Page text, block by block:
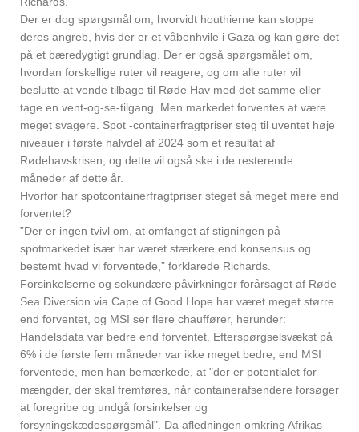
Der er dog spørgsmål om, hvorvidt houthierne kan stoppe
deres angreb, hvis der er et våbenhvile i Gaza og kan gøre det
på et bæredygtigt grundlag. Der er også spørgsmålet om,
hvordan forskellige ruter vil reagere, og om alle ruter vil
beslutte at vende tilbage til Røde Hav med det samme eller
tage en vent-og-se-tilgang. Men markedet forventes at være
meget svagere. Spot -containerfragtpriser steg til uventet høje
niveauer i første halvdel af 2024 som et resultat af
Rødehavskrisen, og dette vil også ske i de resterende
måneder af dette år.
Hvorfor har spotcontainerfragtpriser steget så meget mere end
forventet?
”Der er ingen tvivl om, at omfanget af stigningen på
spotmarkedet især har været stærkere end konsensus og
bestemt hvad vi forventede,” forklarede Richards.
Forsinkelserne og sekundære påvirkninger forårsaget af Røde
Sea Diversion via Cape of Good Hope har været meget større
end forventet, og MSI ser flere chauffører, herunder:
Handelsdata var bedre end forventet. Efterspørgselsvækst på
6% i de første fem måneder var ikke meget bedre, end MSI
forventede, men han bemærkede, at "der er potentialet for
mængder, der skal fremføres, når containerafsendere forsøger
at foregribe og undgå forsinkelser og
forsyningskædespørgsmål". Da afledningen omkring Afrikas